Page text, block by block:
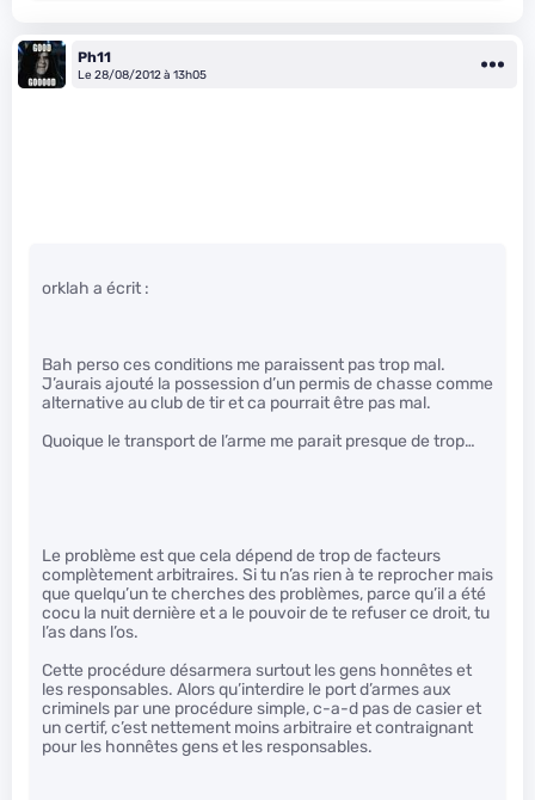
Ph11
Le 28/08/2012 à 13h05
orklah a écrit :
Bah perso ces conditions me paraissent pas trop mal.
J’aurais ajouté la possession d’un permis de chasse comme
alternative au club de tir et ca pourrait être pas mal.
Quoique le transport de l’arme me parait presque de trop…
Le problème est que cela dépend de trop de facteurs
complètement arbitraires. Si tu n’as rien à te reprocher mais
que quelqu’un te cherches des problèmes, parce qu’il a été
cocu la nuit dernière et a le pouvoir de te refuser ce droit, tu
l’as dans l’os.
Cette procédure désarmera surtout les gens honnêtes et
les responsables. Alors qu’interdire le port d’armes aux
criminels par une procédure simple, c-a-d pas de casier et
un certif, c’est nettement moins arbitraire et contraignant
pour les honnêtes gens et les responsables.